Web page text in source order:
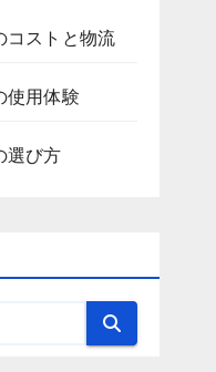
コストと物流
使用体験
選び方